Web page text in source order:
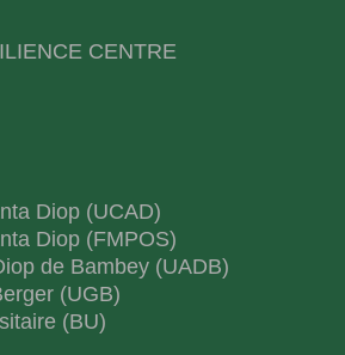
CENTRE
Diop (UCAD)
Diop (FMPOS)
de Bambey (UADB)
(UGB)
(BU)